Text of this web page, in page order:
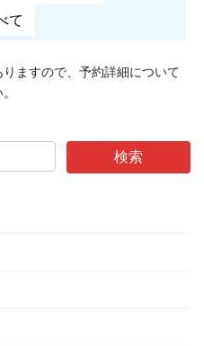
て
ますので、予約詳細について